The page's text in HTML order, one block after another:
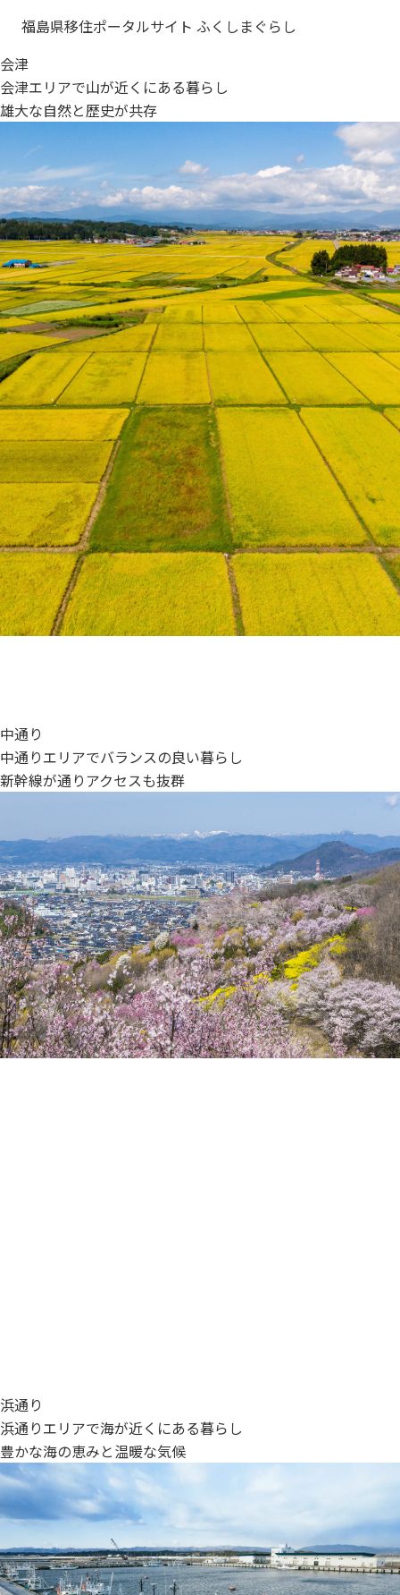
福島県移住ポータルサイト ふくしまぐらし
会津
会津エリアで山が近くにある暮らし
雄大な自然と歴史が共存
中通り
中通りエリアでバランスの良い暮らし
新幹線が通りアクセスも抜群
浜通り
浜通りエリアで海が近くにある暮らし
豊かな海の恵みと温暖な気候